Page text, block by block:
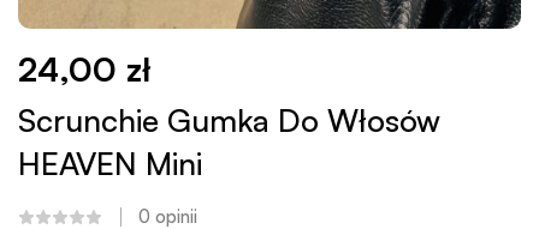
24,00 zł
Scrunchie Gumka Do Włosów
HEAVEN Mini
0 opinii